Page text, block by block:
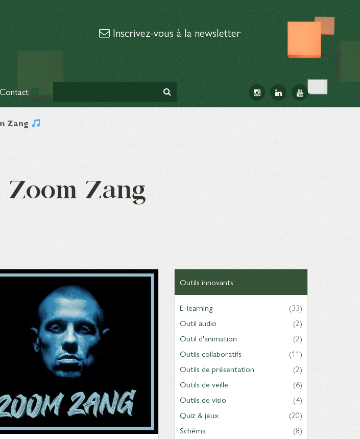
Inscrivez-vous à la newsletter
Contact
Zang
Zoom Zang
Outils innovants
E-learning
(33)
Outil audio
(2)
Outil d'animation
(2)
Outils collaboratifs
(11)
Outils de présentation
(2)
Outils de veille
(6)
Outils de visio
(4)
Quiz & jeux
(20)
Schéma
(8)